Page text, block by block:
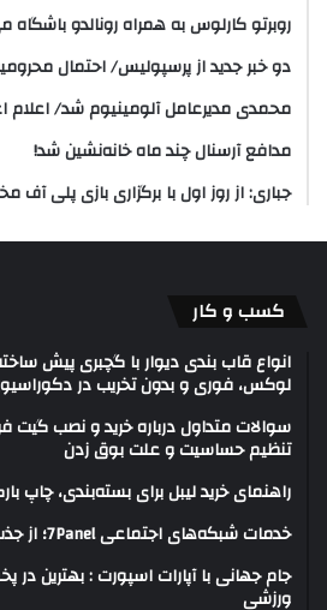
روبرتو کارلوس به همراه رونالدو باشگاه
دو خبر جدید از پرسپولیس/ احتمال
محمدی مدیرعامل آلومینیوم شد/ اعلام
مدافع آرسنال چند ماه خانه‌نشین شد!
جباری: از روز اول با برگزاری بازی پلی آف
کسب و کار
انواع قاب بندی دیوار با گچبری پیش
لوکس، فوری و بدون تخریب در
سوالات متداول درباره خرید و نصب گیت
تنظیم حساسیت و علت بوق زدن
راهنمای خرید لیبل برای بسته‌بندی،
خدمات شبکه‌های اجتماعی 7Panel؛ از جذب مخاطب تا افزایش درآمد
جام جهانی با آپارات اسپورت : بهترین
ورزشی